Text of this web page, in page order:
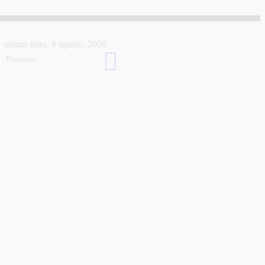
quinta-feira, 6 agosto, 2026